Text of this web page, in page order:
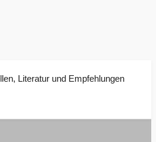
Literatur und Empfehlungen